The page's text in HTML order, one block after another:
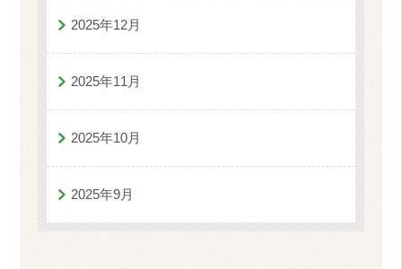
2025年12月
2025年11月
2025年10月
2025年9月